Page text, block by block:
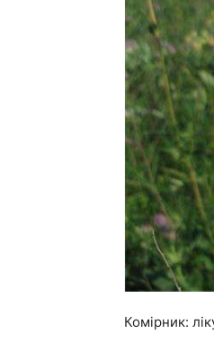
Комірник: